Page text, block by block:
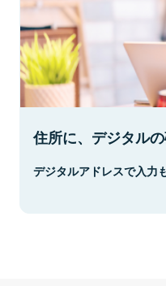
住所に、デジタルの
デジタルアドレスで入力